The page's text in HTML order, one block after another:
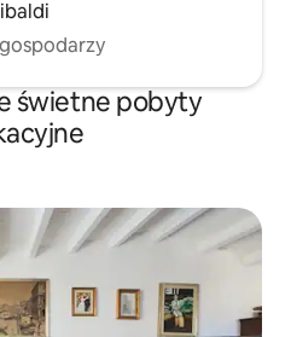
świetne pobyty
Wybór gości